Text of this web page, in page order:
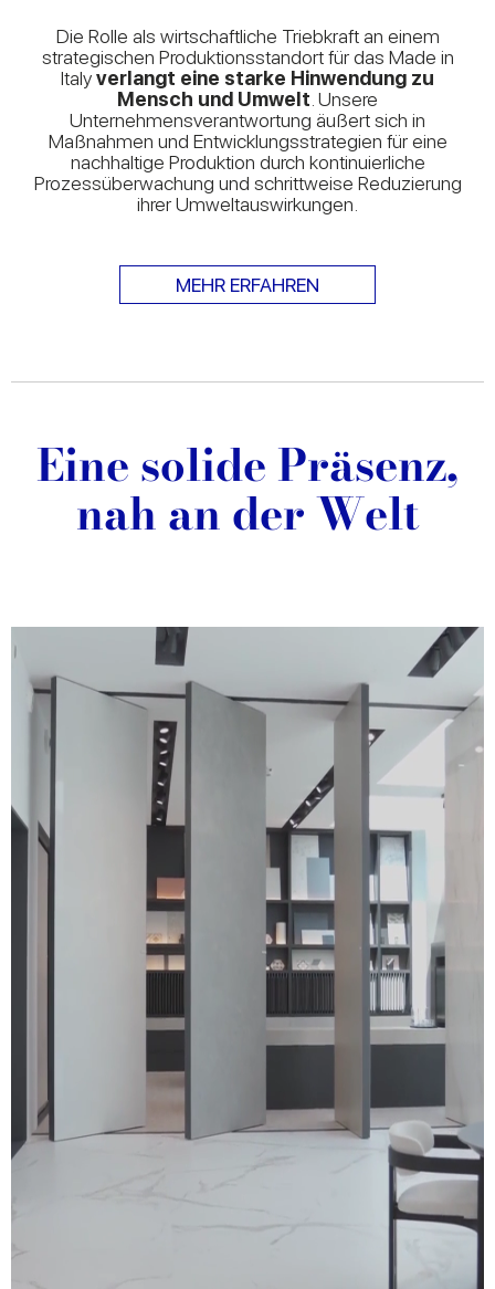
Die Rolle als wirtschaftliche Triebkraft an einem
strategischen Produktionsstandort für das Made in
Italyverlangt eine starke Hinwendung zu
Mensch und Umwelt . Unsere
Unternehmensverantwortung äußert sich in
Maßnahmen und Entwicklungsstrategien für eine
nachhaltige Produktion durch kontinuierliche
Prozessüberwachung und schrittweise Reduzierung
ihrer Umweltauswirkungen.
MEHR ERFAHREN
Eine solide Präsenz,
nah an der Welt